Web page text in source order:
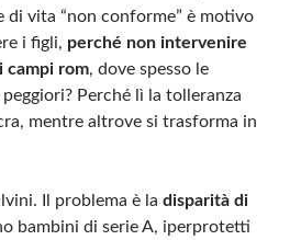
di vita “non conforme” è motivo
i figli, perché non intervenire
campi rom, dove spesso le
Perché lì la tolleranza
mentre altrove si trasforma in
Il problema è ladisparità di
bambini di serie A, iperprotetti